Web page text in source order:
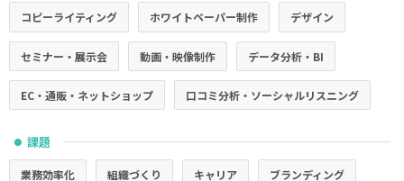
コピーライティング ホワイトペーパー制作 デザイン
セミナー・展示会 動画・映像制作 データ分析・BI
EC・通販・ネットショップ 口コミ分析・ソーシャルリスニング
● 課題
業務効率化 組織づくり キャリア ブランディング